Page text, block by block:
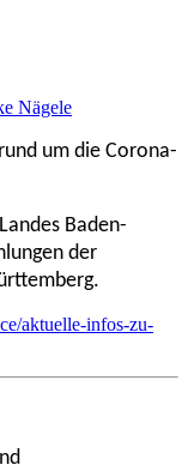
Nägele
um die Corona-
Baden-
der
aktuelle-infos-zu-